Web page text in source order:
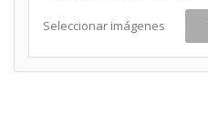
Seleccionar imágenes